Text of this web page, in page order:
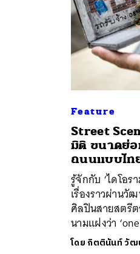
Feature
Street
มิติ ขนาดย่
ถนนแบบไท
รู้จักกับ ‘ไดโอร
เรื่องราวผ่านวั
ศิลปินสายสตรีต
นามแฝงว่า
โดย กิตตินันท์ วั